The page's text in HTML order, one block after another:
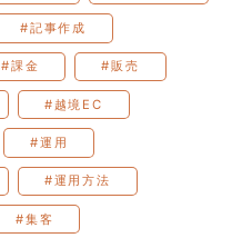
#記事作成
#課金 #販売
#越境EC
#運用
#運用方法
#集客